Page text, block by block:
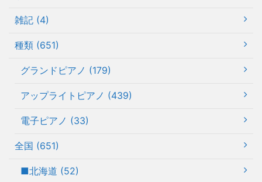
雑記 (4)
種類 (651)
グランドピアノ (179)
アップライトピアノ (439)
電子ピアノ (33)
全国 (651)
■北海道 (52)